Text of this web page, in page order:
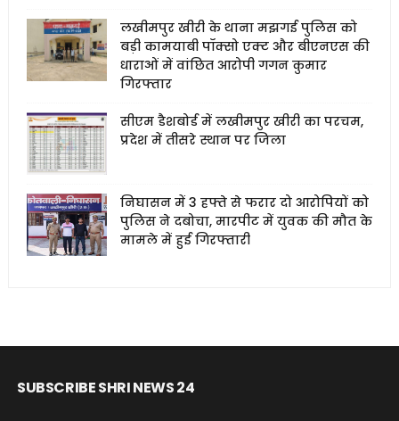
लखीमपुर खीरी के थाना मझगई पुलिस को
बड़ी कामयाबी पॉक्सो एक्ट और बीएनएस की
धाराओं में वांछित आरोपी गगन कुमार
गिरफ्तार
सीएम डैशबोर्ड में लखीमपुर खीरी का परचम,
प्रदेश में तीसरे स्थान पर जिला
निघासन में 3 हफ्ते से फरार दो आरोपियों को
पुलिस ने दबोचा, मारपीट में युवक की मौत के
मामले में हुई गिरफ्तारी
SUBSCRIBE SHRI NEWS 24